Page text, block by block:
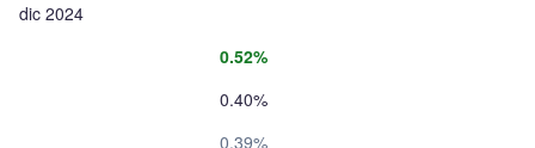
dic 2024
0.52%
0.40%
0.39%